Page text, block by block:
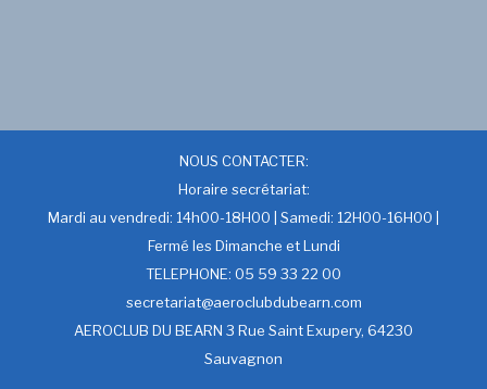
NOUS CONTACTER:
Horaire secrétariat:
Mardi au vendredi: 14h00-18H00 | Samedi: 12H00-16H00 |
Fermé les Dimanche et Lundi
TELEPHONE: 05 59 33 22 00
secretariat@aeroclubdubearn.com
AEROCLUB DU BEARN 3 Rue Saint Exupery, 64230
Sauvagnon